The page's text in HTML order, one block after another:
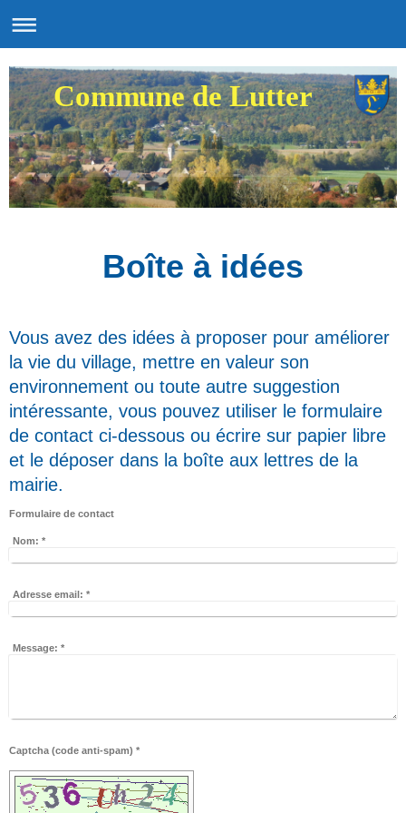
Commune de Lutter
Boîte à idées
Vous avez des idées à proposer pour améliorer
la vie du village, mettre en valeur son
environnement ou toute autre suggestion
intéressante, vous pouvez utiliser le formulaire
de contact ci-dessous ou écrire sur papier libre
et le déposer dans la boîte aux lettres de la
mairie.
Formulaire de contact
Nom: *
Adresse email: *
Message: *
Captcha (code anti-spam) *